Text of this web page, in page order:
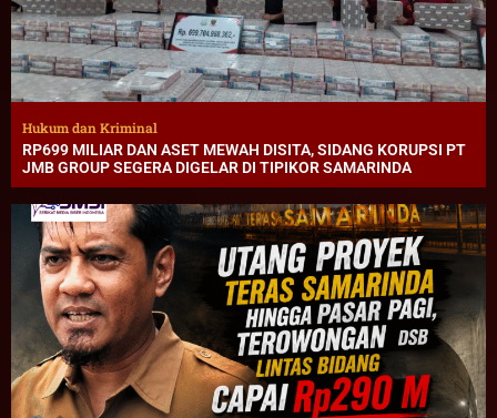
Hukum dan Kriminal
RP699 MILIAR DAN ASET MEWAH DISITA, SIDANG KORUPSI PT
JMB GROUP SEGERA DIGELAR DI TIPIKOR SAMARINDA